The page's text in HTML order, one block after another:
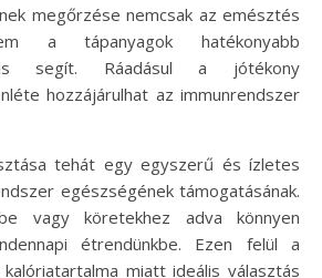
megőrzése nemcsak az emésztés
a tápanyagok hatékonyabb
is segít. Ráadásul a jótékony
hozzájárulhat az immunrendszer
tehát egy egyszerű és ízletes
egészségének támogatásának.
vagy köretekhez adva könnyen
étrendünkbe. Ezen felül a
miatt ideális választás